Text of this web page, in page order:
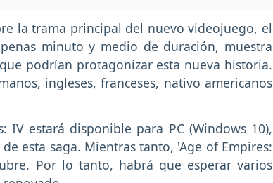
la trama principal del nuevo videojuego, el
minuto y medio de duración, muestra
podrían protagonizar esta nueva historia.
ingleses, franceses, nativo americanos
IV estará disponible para PC (Windows 10),
esta saga. Mientras tanto, 'Age of Empires:
Por lo tanto, habrá que esperar varios